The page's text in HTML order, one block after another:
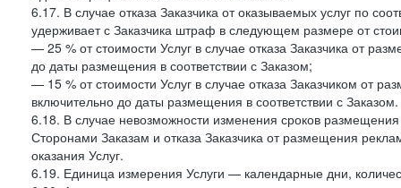
6.17. В случае отказа Заказчика от оказываемых услуг по
удерживает с Заказчика штраф в следующем размере от
— 25 % от стоимости Услуг в случае отказа Заказчика от
до даты размещения в соответствии с Заказом;
— 15 % от стоимости Услуг в случае отказа Заказчиком от
включительно до даты размещения в соответствии с Заказом.
6.18. В случае невозможности изменения сроков
Сторонами Заказам и отказа Заказчика от размещения
оказания Услуг.
6.19. Единица измерения Услуги — календарные дни,